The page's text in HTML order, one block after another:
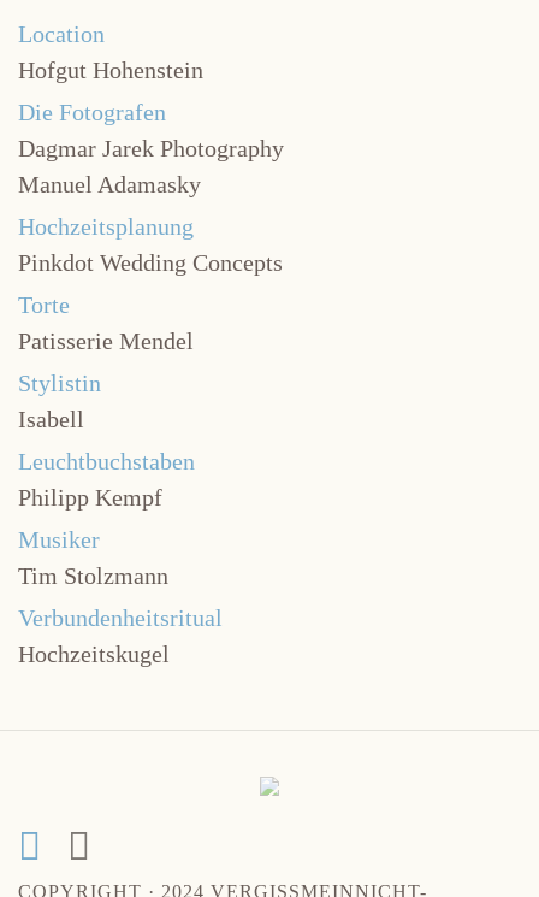
Location
Hofgut Hohenstein
Die Fotografen
Dagmar Jarek Photography
Manuel Adamasky
Hochzeitsplanung
Pinkdot Wedding Concepts
Torte
Patisserie Mendel
Stylistin
Isabell
Leuchtbuchstaben
Philipp Kempf
Musiker
Tim Stolzmann
Verbundenheitsritual
Hochzeitskugel
COPYRIGHT · 2024 VERGISSMEINNICHT-